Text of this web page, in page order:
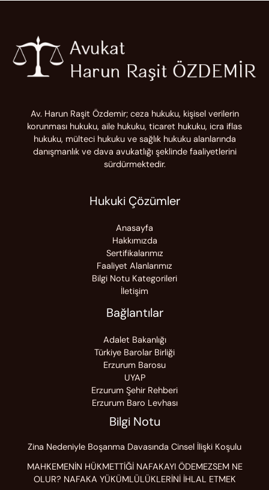
Av. Harun Raşit Özdemir; ceza hukuku, kişisel verilerin
korunması hukuku, aile hukuku, ticaret hukuku, icra iflas
hukuku, mülteci hukuku ve sağlık hukuku alanlarında
danışmanlık ve dava avukatlığı şeklinde faaliyetlerini
sürdürmektedir.
Hukuki Çözümler
Anasayfa
Hakkımızda
Sertifikalarımız
Faaliyet Alanlarımız
Bilgi Notu Kategorileri
İletişim
Bağlantılar
Adalet Bakanlığı
Türkiye Barolar Birliği
Erzurum Barosu
UYAP
Erzurum Şehir Rehberi
Erzurum Baro Levhası
Bilgi Notu
Zina Nedeniyle Boşanma Davasında Cinsel İlişki Koşulu
MAHKEMENİN HÜKMETTİĞİ NAFAKAYI ÖDEMEZSEM NE
OLUR? NAFAKA YÜKÜMLÜLÜKLERİNİ İHLAL ETMEK